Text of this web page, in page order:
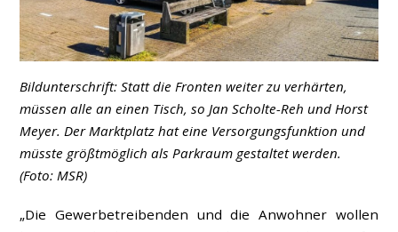
Bildunterschrift: Statt die Fronten weiter zu verhärten,
müssen alle an einen Tisch, so Jan Scholte-Reh und Horst
Meyer. Der Marktplatz hat eine Versorgungsfunktion und
müsste größtmöglich als Parkraum gestaltet werden.
(Foto: MSR)
„Die Gewerbetreibenden und die Anwohner wollen